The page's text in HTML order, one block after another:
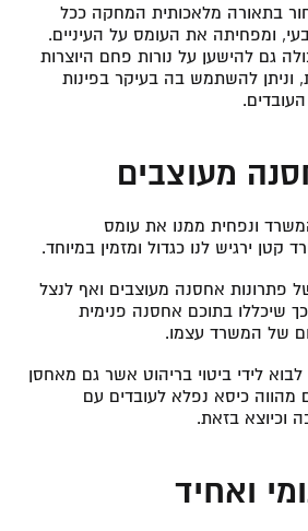
בתאורה מלאכותית המחקה ככל
ומפחיתה את העומס על העיניים.
גם להישען על נורות פחם היוצרות
וניתן להשתמש בה בעיקר בפינות
מעוצבים
ונפחית ממנו את עומס
קטן ירגיש לנו כגדול ומזמין במיוחד.
פתרונות אחסנה מעוצבים ואף לנצל
שיכללו בתוכם אחסנה פנימית
של המשרד עצמו.
לידי ביטוי בריהוט אשר גם מאחסן
מהווה כיסא נפלא לעובדים עם
וכיוצא בזאת.
ואחיד